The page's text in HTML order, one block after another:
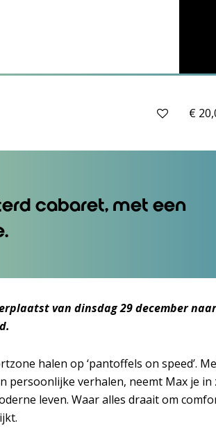
€
cabaret, met een
van dinsdag 29 december
halen op ‘pantoffels on speed’.
persoonlijke verhalen, neemt Max je
leven. Waar alles draait om